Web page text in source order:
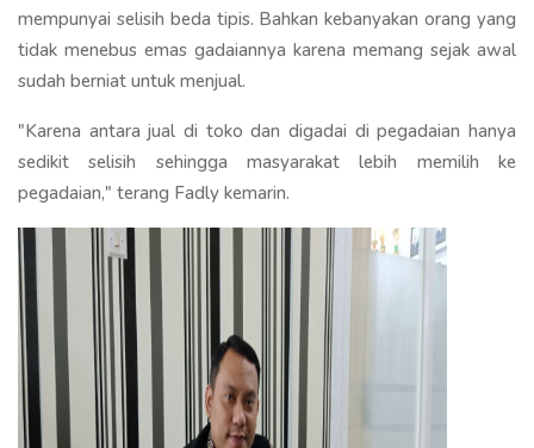
mempunyai selisih beda tipis. Bahkan kebanyakan orang yang
tidak menebus emas gadaiannya karena memang sejak awal
sudah berniat untuk menjual.
"Karena antara jual di toko dan digadai di pegadaian hanya
sedikit selisih sehingga masyarakat lebih memilih ke
pegadaian," terang Fadly kemarin.